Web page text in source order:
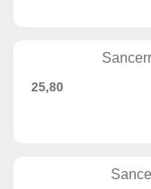
25,80